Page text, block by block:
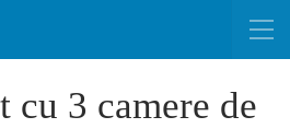
cu 3 camere de